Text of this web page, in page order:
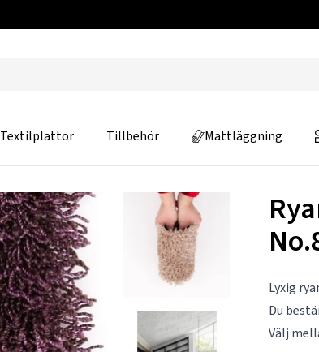
Textilplattor Tillbehör Mattläggning
Lyxig
Du
Välj